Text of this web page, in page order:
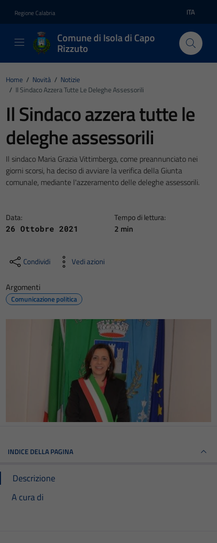
Regione Calabria Lingua
ITA
Comune di Isola di Capo
Rizzuto
Home / Novità / Notizie
/ Il Sindaco Azzera Tutte Le Deleghe Assessorili
Il Sindaco azzera tutte le
deleghe assessorili
Il sindaco Maria Grazia Vittimberga, come preannunciato nei
giorni scorsi, ha deciso di avviare la verifica della Giunta
comunale, mediante l'azzeramento delle deleghe assessorili.
Data:
26 Ottobre 2021
Tempo di lettura:
2 min
Condividi Vedi azioni
Argomenti
Comunicazione politica
INDICE DELLA PAGINA
Descrizione
A cura di